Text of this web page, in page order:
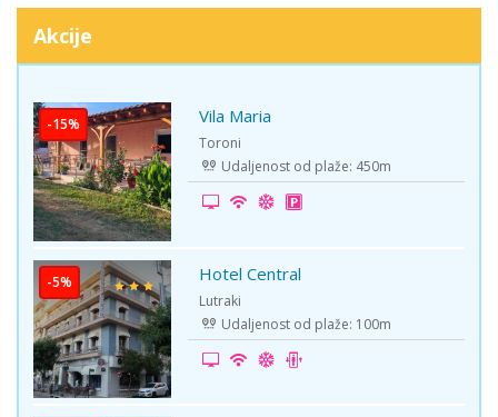
Akcije
-15% Vila Maria
Toroni
Udaljenost od plaže: 450m
-5% Hotel Central
Lutraki
Udaljenost od plaže: 100m